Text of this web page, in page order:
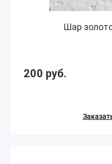
Шар
200 руб.